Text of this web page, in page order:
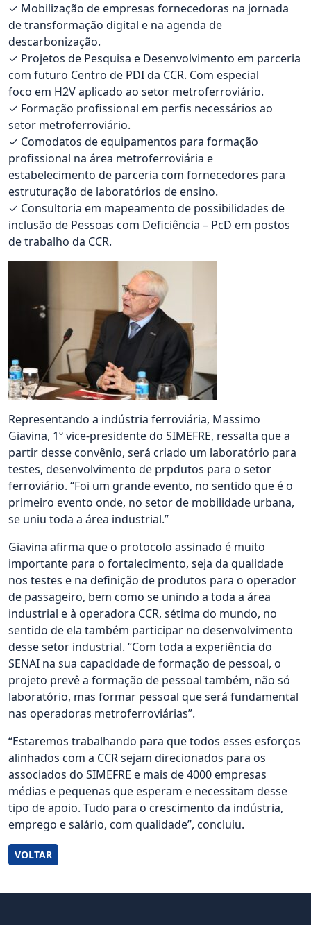
✓ Mobilização de empresas fornecedoras na jornada
de transformação digital e na agenda de
descarbonização.
✓ Projetos de Pesquisa e Desenvolvimento em parceria
com futuro Centro de PDI da CCR. Com especial
foco em H2V aplicado ao setor metroferroviário.
✓ Formação profissional em perfis necessários ao
setor metroferroviário.
✓ Comodatos de equipamentos para formação
profissional na área metroferroviária e
estabelecimento de parceria com fornecedores para
estruturação de laboratórios de ensino.
✓ Consultoria em mapeamento de possibilidades de
inclusão de Pessoas com Deficiência – PcD em postos
de trabalho da CCR.
Representando a indústria ferroviária, Massimo
Giavina, 1º vice-presidente do SIMEFRE, ressalta que a
partir desse convênio, será criado um laboratório para
testes, desenvolvimento de prpdutos para o setor
ferroviário. “Foi um grande evento, no sentido que é o
primeiro evento onde, no setor de mobilidade urbana,
se uniu toda a área industrial.”
Giavina afirma que o protocolo assinado é muito
importante para o fortalecimento, seja da qualidade
nos testes e na definição de produtos para o operador
de passageiro, bem como se unindo a toda a área
industrial e à operadora CCR, sétima do mundo, no
sentido de ela também participar no desenvolvimento
desse setor industrial. “Com toda a experiência do
SENAI na sua capacidade de formação de pessoal, o
projeto prevê a formação de pessoal também, não só
laboratório, mas formar pessoal que será fundamental
nas operadoras metroferroviárias”.
“Estaremos trabalhando para que todos esses esforços
alinhados com a CCR sejam direcionados para os
associados do SIMEFRE e mais de 4000 empresas
médias e pequenas que esperam e necessitam desse
tipo de apoio. Tudo para o crescimento da indústria,
emprego e salário, com qualidade”, concluiu.
VOLTAR